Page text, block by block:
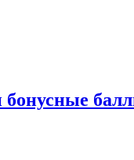
бонусные